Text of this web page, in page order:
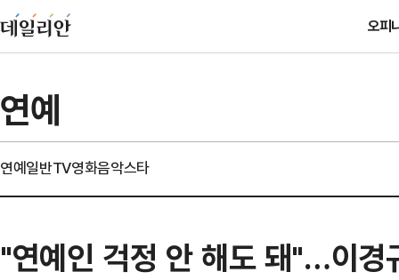
오피
연예
연예일반TV영화음악스타
"연예인 걱정 안 해도 돼"…이경